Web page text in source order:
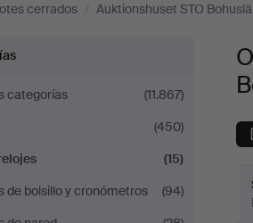
cerrados / Auktionshuset STO
categorías
(11.867)
(450)
(15)
de bolsillo y cronómetros
(94)